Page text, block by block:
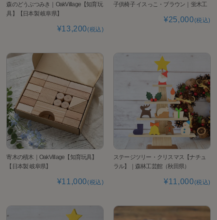
森のどうぶつみき｜OakVillage【知育玩
具】【日本製 岐阜県】
¥13,200(税込)
子供椅子 イスっこ・ブラウン｜蛍木工
¥25,000(税込)
寄木の積木｜OakVillage【知育玩具】
【日本製 岐阜県】
¥11,000(税込)
ステージツリー・クリスマス【ナチュ
ラル】｜森林工芸館（秋田県）
¥11,000(税込)